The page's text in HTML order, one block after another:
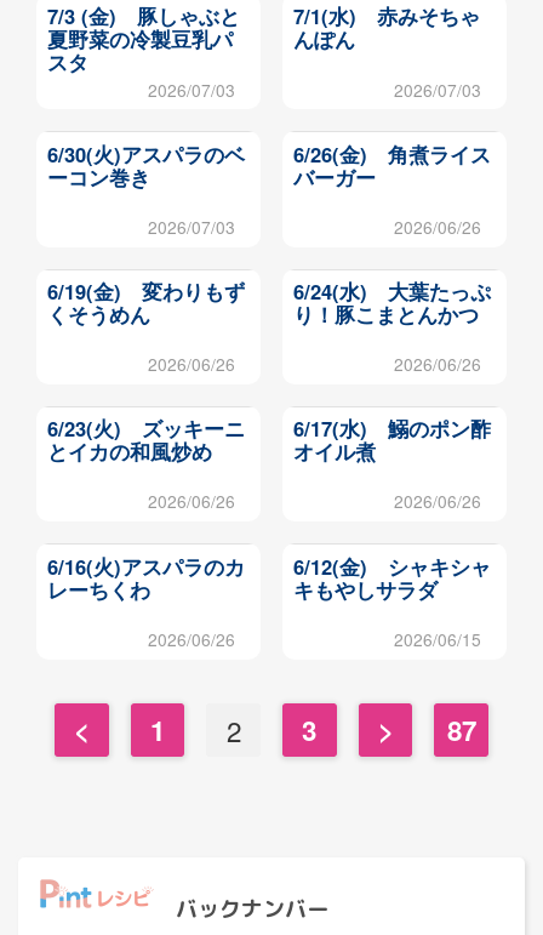
7/3 (金) 豚しゃぶと
夏野菜の冷製豆乳パ
スタ
2026/07/03
7/1(水) 赤みそちゃ
んぽん
2026/07/03
6/30(火)アスパラのベ
ーコン巻き
2026/07/03
6/26(金) 角煮ライス
バーガー
2026/06/26
6/19(金) 変わりもず
くそうめん
2026/06/26
6/24(水) 大葉たっぷ
り！豚こまとんかつ
2026/06/26
6/23(火) ズッキーニ
とイカの和風炒め
2026/06/26
6/17(水) 鰯のポン酢
オイル煮
2026/06/26
6/16(火)アスパラのカ
レーちくわ
2026/06/26
6/12(金) シャキシャ
キもやしサラダ
2026/06/15
< 1 2 3 > 87
バックナンバー